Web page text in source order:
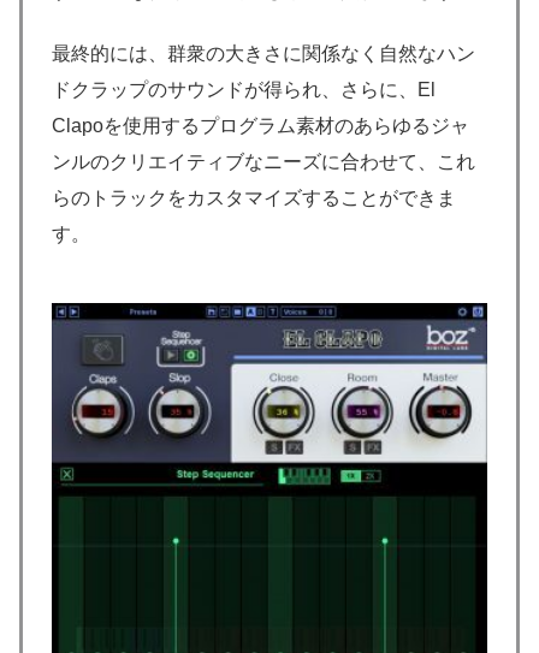
最終的には、群衆の大きさに関係なく自然なハン
ドクラップのサウンドが得られ、さらに、El
Clapoを使用するプログラム素材のあらゆるジャ
ンルのクリエイティブなニーズに合わせて、これ
らのトラックをカスタマイズすることができま
す。